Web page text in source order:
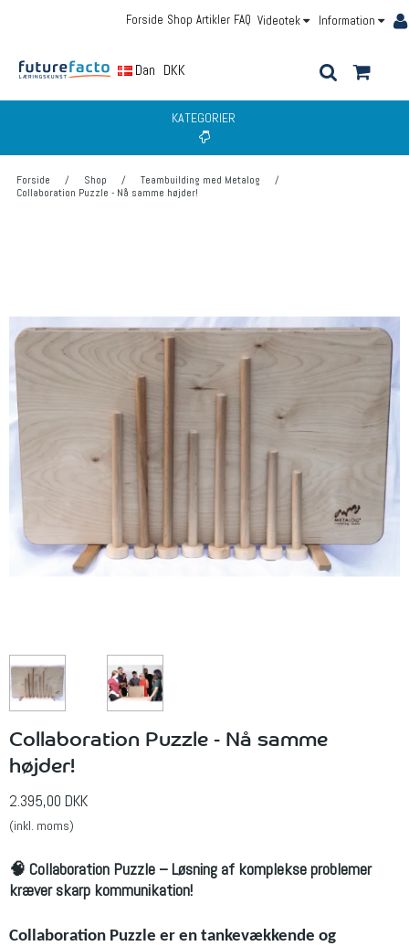
Information
Videotek
FAQ
Artikler
Shop
Forside
DanskDKK
KATEGORIER
Forside / Shop / Teambuilding med Metalog
/
Collaboration Puzzle - Nå samme højder!
Collaboration Puzzle - Nå samme
højder!
2.395,00 DKK
(inkl. moms)
🧠 Collaboration Puzzle – Løsning af komplekse problemer
kræver skarp kommunikation!
Collaboration Puzzle er en tankevækkende og